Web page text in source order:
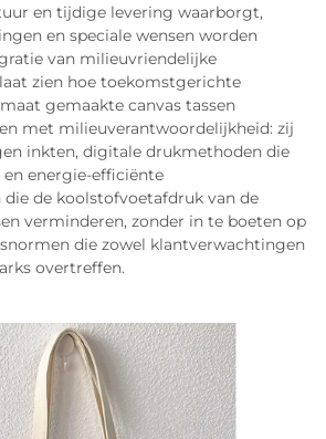
en tijdige levering waarborgt,
en speciale wensen worden
van milieuvriendelijke
zien hoe toekomstgerichte
gemaakte canvas tassen
met milieuverantwoordelijkheid: zij
inkten, digitale drukmethoden die
energie-efficiënte
de koolstofvoetafdruk van de
verminderen, zonder in te boeten op
die zowel klantverwachtingen
overtreffen.